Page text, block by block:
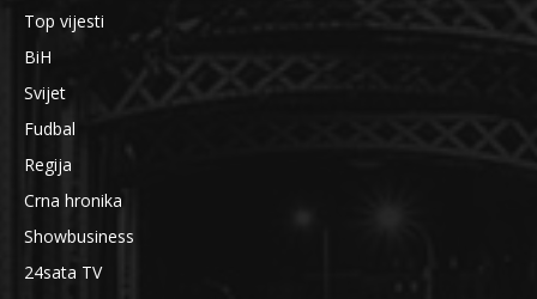
Top vijesti
BiH
Svijet
Fudbal
Regija
Crna hronika
Showbusiness
24sata TV